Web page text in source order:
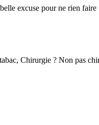
excuse pour ne rien faire
Chirurgie ? Non pas